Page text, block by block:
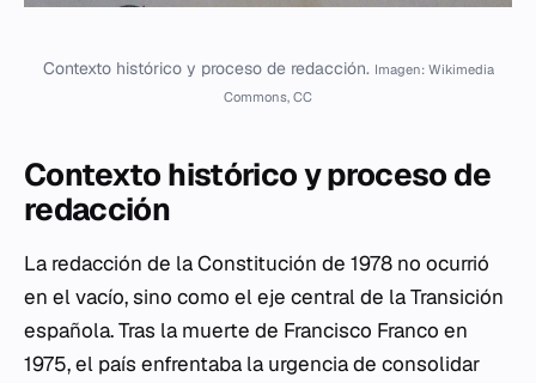
Contexto histórico y proceso de redacción. Imagen: Wikimedia
Commons, CC
Contexto histórico y proceso de
redacción
La redacción de la Constitución de 1978 no ocurrió
en el vacío, sino como el eje central de la Transición
española. Tras la muerte de Francisco Franco en
1975, el país enfrentaba la urgencia de consolidar